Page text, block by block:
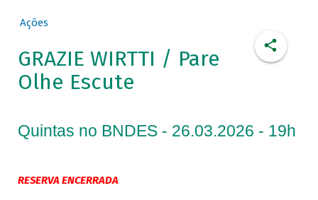
Ações
GRAZIE WIRTTI / Pare
Olhe Escute
Quintas no BNDES - 26.03.2026 - 19h
RESERVA ENCERRADA